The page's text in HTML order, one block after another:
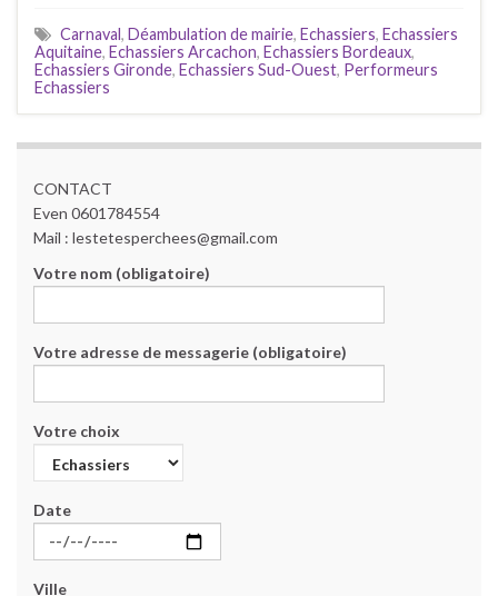
Carnaval, Déambulation de mairie, Echassiers, Echassiers
Aquitaine, Echassiers Arcachon, Echassiers Bordeaux,
Echassiers Gironde, Echassiers Sud-Ouest, Performeurs
Echassiers
CONTACT
Even 0601784554
Mail : lestetesperchees@gmail.com
Votre nom (obligatoire)
Votre adresse de messagerie (obligatoire)
Votre choix
Date
Ville